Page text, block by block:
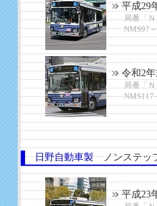
平成29
局番「Ｎ
NMS97～
いすゞ
令和2
局番「Ｎ
NMS117～
日野自動車製ノンステ
日野
平成23